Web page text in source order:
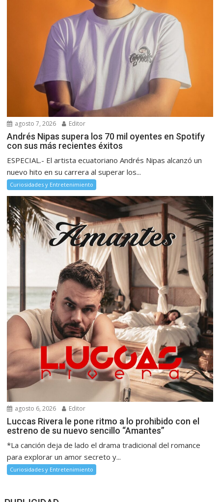
agosto 7, 2026 Editor
Andrés Nipas supera los 70 mil oyentes en Spotify
con sus más recientes éxitos
ESPECIAL.- El artista ecuatoriano Andrés Nipas alcanzó un
nuevo hito en su carrera al superar los...
Curiosidades y Entretenimiento
agosto 6, 2026 Editor
Luccas Rivera le pone ritmo a lo prohibido con el
estreno de su nuevo sencillo “Amantes”
*La canción deja de lado el drama tradicional del romance
para explorar un amor secreto y...
Curiosidades y Entretenimiento